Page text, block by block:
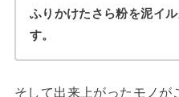
ふりかけたさら粉を泥イ
す。
そして出来上がったモノが